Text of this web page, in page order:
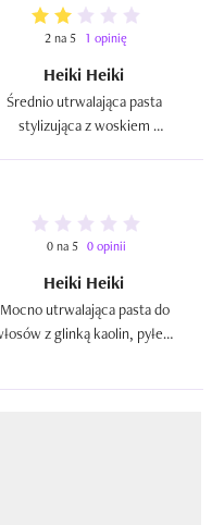
2 na 5 1 opinię
Heiki Heiki
Średnio utrwalająca pasta
stylizująca z woskiem
0 na 5 0 opinii
Heiki Heiki
Mocno utrwalająca pasta do
z glinką kaolin, pyłem